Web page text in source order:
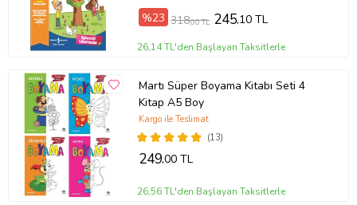
%23 318,00 TL 245,10 TL
26,14 TL'den Başlayan Taksitlerle
Martı Süper Boyama Kitabı Seti 4
Kitap A5 Boy
(13)
Kargo ile Teslimat
249,00 TL
26,56 TL'den Başlayan Taksitlerle